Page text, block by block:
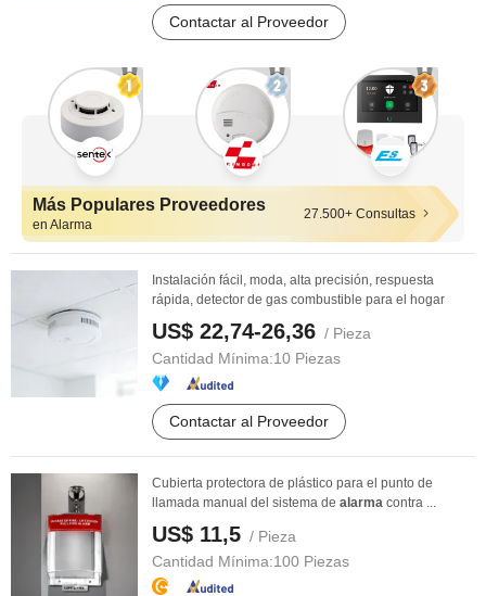
Contactar al Proveedor
Más Populares Proveedores
en Alarma
27.500+ Consultas
Instalación fácil, moda, alta precisión, respuesta
rápida, detector de gas combustible para el hogar
US$ 22,74-26,36 / Pieza
Cantidad Mínima:10 Piezas
Contactar al Proveedor
Cubierta protectora de plástico para el punto de
llamada manual del sistema de alarma contra ...
US$ 11,5 / Pieza
Cantidad Mínima:100 Piezas